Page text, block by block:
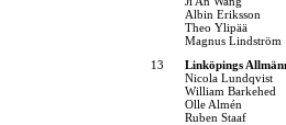
Albin Eriksson
Theo Ylipää
Magnus Lindström
13
Linköpings
Nicola Lundqvist
William Barkehed
Olle Almén
Ruben Staaf